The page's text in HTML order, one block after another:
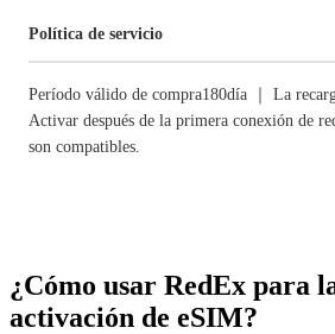
Política de servicio
Período válido de compra180día ｜ La
Activar después de la primera conexión de
son compatibles.
¿Cómo usar RedEx para
activación de eSIM?